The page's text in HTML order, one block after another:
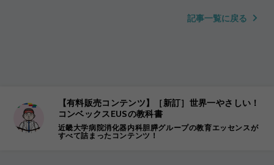
記事一覧に戻る
【有料販売コンテンツ】［新訂］世界一やさしい！
コンベックスEUSの教科書
近畿大学病院消化器内科胆膵グループの教育エッセンスが
すべて詰まったコンテンツ！